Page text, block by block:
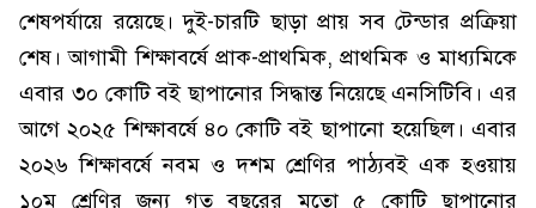
শেষপর্যায়ে রয়েছে। দুই-চারটি ছাড়া প্রায় সব টেন্ডার প্রক্রিয়া
শেষ। আগামী শিক্ষাবর্ষে প্রাক-প্রাথমিক, প্রাথমিক ও মাধ্যমিকে
এবার ৩০ কোটি বই ছাপানোর সিদ্ধান্ত নিয়েছে এনসিটিবি। এর
আগে ২০২৫ শিক্ষাবর্ষে ৪০ কোটি বই ছাপানো হয়েছিল। এবার
২০২৬ শিক্ষাবর্ষে নবম ও দশম শ্রেণির পাঠ্যবই এক হওয়ায়
১০ম শ্রেণির জন্য গত বছরের মতো ৫ কোটি ছাপানোর